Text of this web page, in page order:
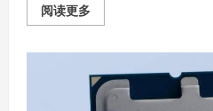
阅读更多Read
more
能
效，
旗